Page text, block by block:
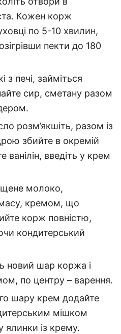
Кожен корж
по 5-10 хвилин,
пекти до 180
з печі, займіться
сир, сметану разом
розм’якшіть, разом із
збийте в окремій
ванілін, введіть у крем
молоко,
кремом, що
корж повністю,
кондитерський
новий шар коржа і
по центру – варення.
шару крем додайте
мішком
ялинки із крему.